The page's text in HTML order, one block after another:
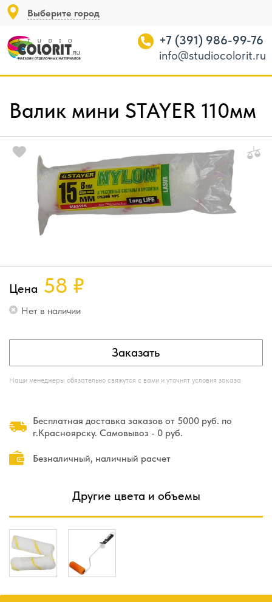
Выберите город
+7 (391) 986-99-76
info@studiocolorit.ru
Валик мини STAYER 110мм
Цена 58 ₽
Нет в наличии
Заказать
Наши менеджеры обязательно свяжутся с вами и уточнят условия заказа
Бесплатная доставка заказов от 5000 руб. по
г.Красноярску. Самовывоз - 0 руб.
Безналичный, наличный расчет
Другие цвета и объемы